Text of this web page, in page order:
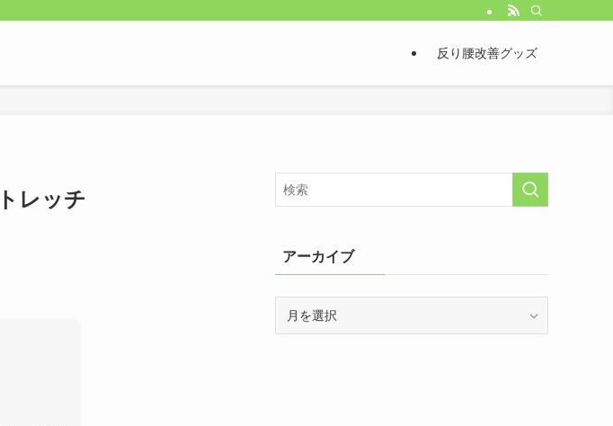
反り腰改善グッズ
レッチ
アーカイブ